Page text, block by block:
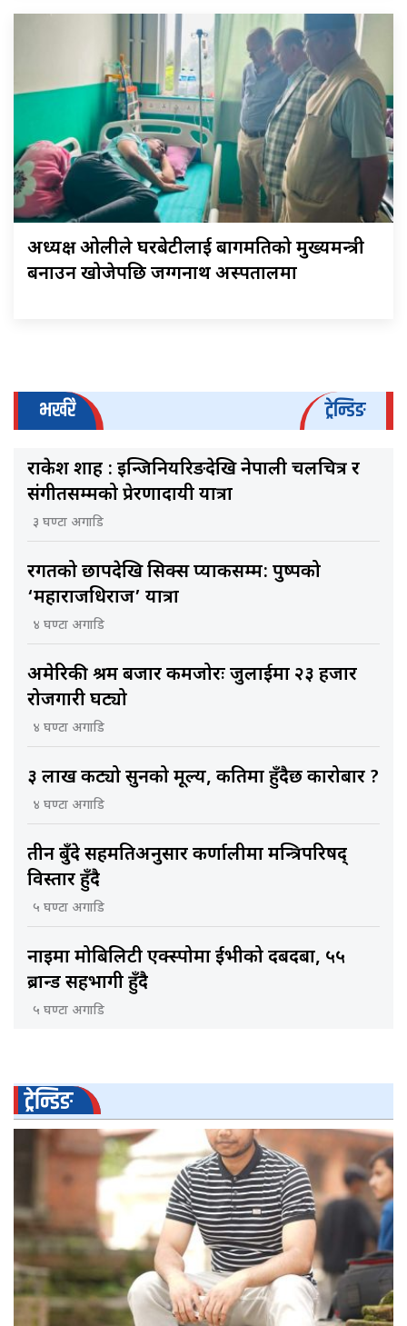
अध्यक्ष ओलीले घरबेटीलाई बागमतिको मुख्यमन्त्री
बनाउन खोजेपछि जग्गनाथ अस्पतालमा
भर्खरै ट्रेन्डिङ
राकेश शाह : इन्जिनियरिङदेखि नेपाली चलचित्र र
संगीतसम्मको प्रेरणादायी यात्रा
३ घण्टा अगाडि
रगतको छापदेखि सिक्स प्याकसम्म: पुष्पको
‘महाराजधिराज’ यात्रा
४ घण्टा अगाडि
अमेरिकी श्रम बजार कमजोरः जुलाईमा २३ हजार
रोजगारी घट्यो
४ घण्टा अगाडि
३ लाख कट्यो सुनको मूल्य, कतिमा हुँदैछ कारोबार ?
४ घण्टा अगाडि
तीन बुँदे सहमतिअनुसार कर्णालीमा मन्त्रिपरिषद्
विस्तार हुँदै
५ घण्टा अगाडि
नाइमा मोबिलिटी एक्स्पोमा ईभीको दबदबा, ५५
ब्रान्ड सहभागी हुँदै
५ घण्टा अगाडि
ट्रेन्डिङ